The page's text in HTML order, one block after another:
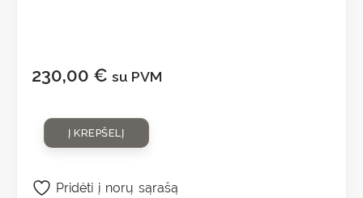
230,00 € su PVM
Į KREPŠELĮ
Pridėti į norų sąrašą